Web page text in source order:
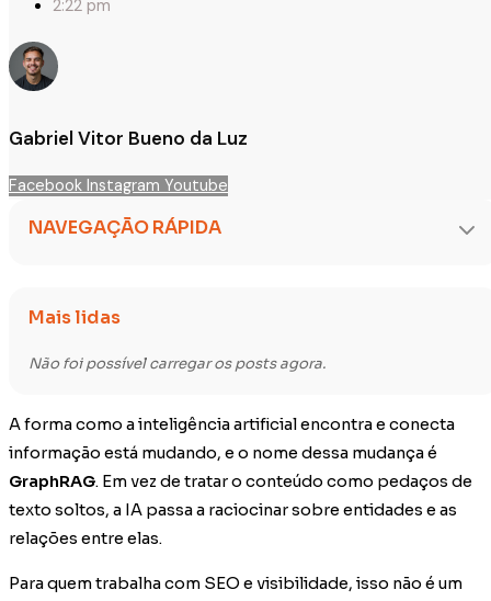
2:22 pm
Gabriel Vitor Bueno da Luz
Facebook Instagram Youtube
NAVEGAÇÃO RÁPIDA
Mais lidas
Não foi possível carregar os posts agora.
A forma como a inteligência artificial encontra e conecta
informação está mudando, e o nome dessa mudança é
GraphRAG. Em vez de tratar o conteúdo como pedaços de
texto soltos, a IA passa a raciocinar sobre entidades e as
relações entre elas.
Para quem trabalha com SEO e visibilidade, isso não é um